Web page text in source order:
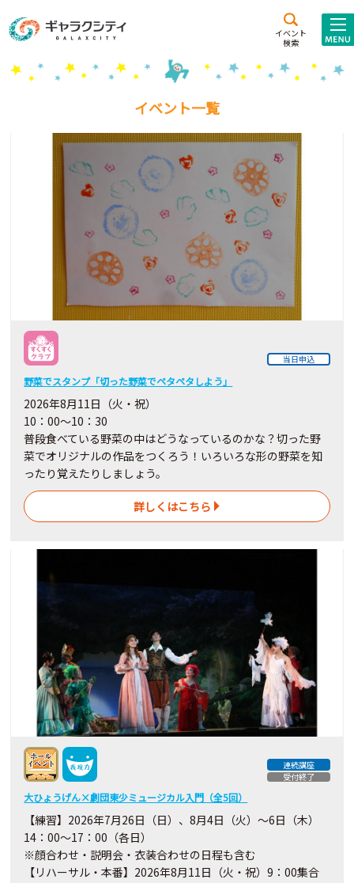
イベント
検索
施設案内
こども
西新井
施設･
施設貸出･団体利用
こどもみーてぃんぐ
ブランドからの お知らせ
いっしょに創る
イベントレポート
イベント一覧
当日申込
野菜でスタンプ「切った野菜でペタペタしよう」
2026年8月11日（火・祝）
10：00～10：30
普段食べている野菜の中はどうなっているのかな？切った野
菜でオリジナルの作品をつくろう！いろいろな形の野菜を知
ったり覚えたりしましょう。
詳しくはこちら
連続講座
受付終了
大ひょうげん×劇団東少ミュージカル入門（全5回）
【練習】2026年7月26日（日）、8月4日（火）～6日（木）
14：00～17：00（各日）
※顔合わせ・説明会・衣装合わせの日程も含む
【リハーサル・本番】2026年8月11日（火・祝）9：00集合